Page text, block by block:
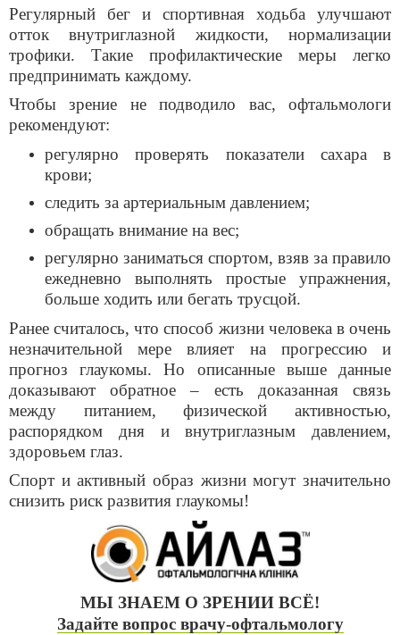
Регулярный бег и спортивная ходьба улучшают
отток внутриглазной жидкости, нормализации
трофики. Такие профилактические меры легко
предпринимать каждому.
Чтобы зрение не подводило вас, офтальмологи
рекомендуют:
регулярно проверять показатели сахара в
крови;
следить за артериальным давлением;
обращать внимание на вес;
регулярно заниматься спортом, взяв за правило
ежедневно выполнять простые упражнения,
больше ходить или бегать трусцой.
Ранее считалось, что способ жизни человека в очень
незначительной мере влияет на прогрессию и
прогноз глаукомы. Но описанные выше данные
доказывают обратное – есть доказанная связь
между питанием, физической активностью,
распорядком дня и внутриглазным давлением,
здоровьем глаз.
Спорт и активный образ жизни могут значительно
снизить риск развития глаукомы!
МЫ ЗНАЕМ О ЗРЕНИИ ВСЁ!
Задайте вопрос врачу-офтальмологу